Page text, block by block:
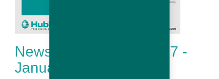
Newsletter Hubbard # 17 -
January 2018